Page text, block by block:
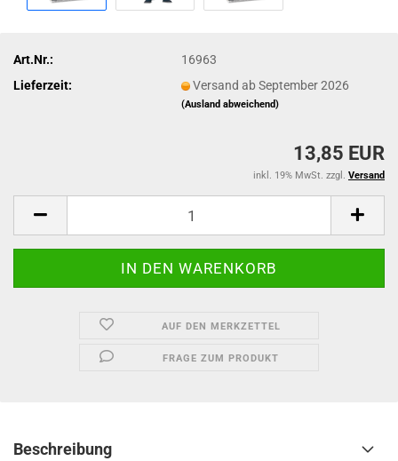
Art.Nr.:
16963
Lieferzeit:
Versand ab September 2026
(Ausland abweichend)
13,85 EUR
inkl. 19% MwSt. zzgl. Versand
AUF DEN MERKZETTEL
FRAGE ZUM PRODUKT
Beschreibung